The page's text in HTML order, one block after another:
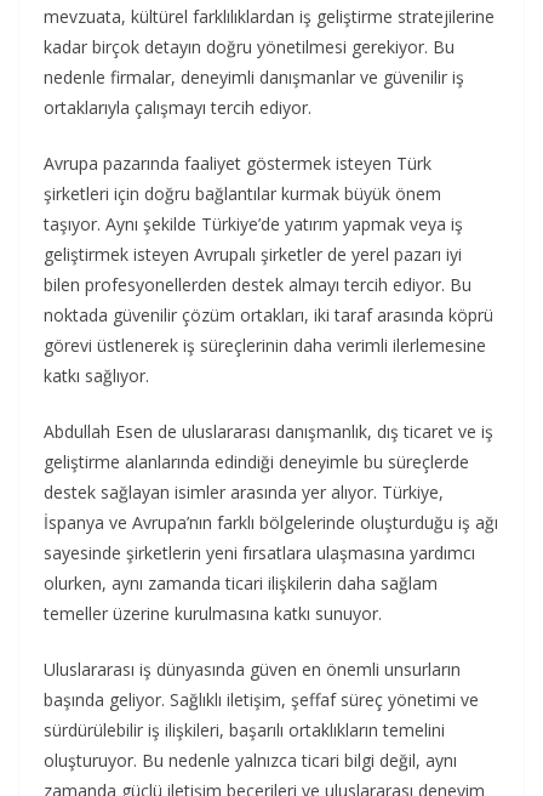
mevzuata, kültürel farklılıklardan iş geliştirme stratejilerine
kadar birçok detayın doğru yönetilmesi gerekiyor. Bu
nedenle firmalar, deneyimli danışmanlar ve güvenilir iş
ortaklarıyla çalışmayı tercih ediyor.
Avrupa pazarında faaliyet göstermek isteyen Türk
şirketleri için doğru bağlantılar kurmak büyük önem
taşıyor. Aynı şekilde Türkiye’de yatırım yapmak veya iş
geliştirmek isteyen Avrupalı şirketler de yerel pazarı iyi
bilen profesyonellerden destek almayı tercih ediyor. Bu
noktada güvenilir çözüm ortakları, iki taraf arasında köprü
görevi üstlenerek iş süreçlerinin daha verimli ilerlemesine
katkı sağlıyor.
Abdullah Esen de uluslararası danışmanlık, dış ticaret ve iş
geliştirme alanlarında edindiği deneyimle bu süreçlerde
destek sağlayan isimler arasında yer alıyor. Türkiye,
İspanya ve Avrupa’nın farklı bölgelerinde oluşturduğu iş ağı
sayesinde şirketlerin yeni fırsatlara ulaşmasına yardımcı
olurken, aynı zamanda ticari ilişkilerin daha sağlam
temeller üzerine kurulmasına katkı sunuyor.
Uluslararası iş dünyasında güven en önemli unsurların
başında geliyor. Sağlıklı iletişim, şeffaf süreç yönetimi ve
sürdürülebilir iş ilişkileri, başarılı ortaklıkların temelini
oluşturuyor. Bu nedenle yalnızca ticari bilgi değil, aynı
zamanda güçlü iletişim becerileri ve uluslararası deneyim